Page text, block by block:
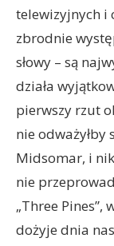
telewizyjnych i
zbrodnie
słowy – są
działa
pierwszy rzut
nie
Midsomar, i
nie
„Three Pines”,
dożyje dnia